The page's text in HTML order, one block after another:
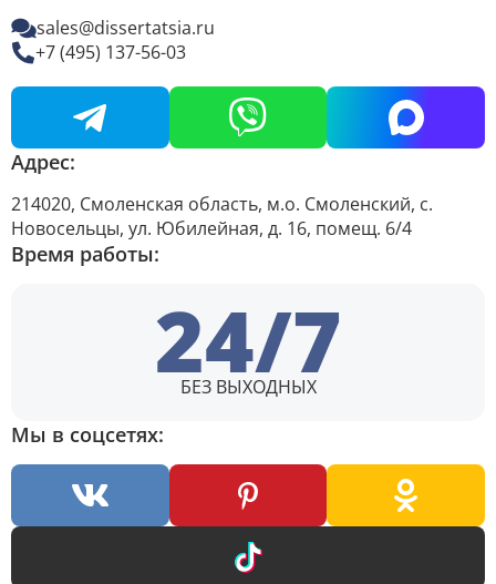
sales@dissertatsia.ru
+7 (495) 137-56-03
Адрес:
214020, Смоленская область, м.о. Смоленский, с.
Новосельцы, ул. Юбилейная, д. 16, помещ. 6/4
Время работы:
24/7
БЕЗ ВЫХОДНЫХ
Мы в соцсетях: